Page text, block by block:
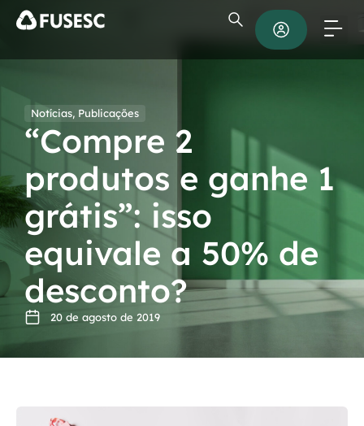
Notícias, Publicações
“Compre 2
produtos e ganhe 1
grátis”: isso
equivale a 50% de
desconto?
20 de agosto de 2019